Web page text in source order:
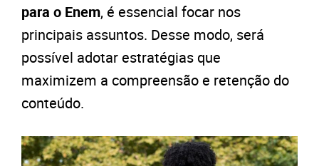
para o Enem, é essencial focar nos
principais assuntos. Desse modo, será
possível adotar estratégias que
maximizem a compreensão e retenção do
conteúdo.